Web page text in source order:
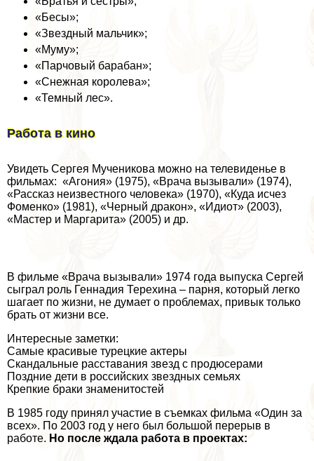
«Бесы»;
«Звездный мальчик»;
«Муму»;
«Парчовый баpaбан»;
«Снежная королева»;
«Темный лес».
Работа в кино
Увидеть Сергея Мученикова можно на телевиденье в
фильмах: «Агония» (1975), «Врача вызывали» (1974),
«Рассказ неизвестного человека» (1970), «Куда исчез
Фоменко» (1981), «Черный дpaкон», «Идиот» (2003),
«Мастер и Маргарита» (2005) и др.
В фильме «Врача вызывали» 1974 года выпуска Сергeй
сыграл роль Геннадия Терехина – парня, который легко
шагает по жизни, не думает о проблемах, привык только
брать от жизни все.
Интересные заметки:
Самые красивые турецкие актеры
Скандальные расставания звезд с продюсерами
Поздние дети в российских звездных семьях
Крепкие бpaки знаменитостей
В 1985 году принял участие в съемках фильма «Один за
всех». По 2003 год у него был большой перерыв в
работе. Но после ждала работа в проектах: